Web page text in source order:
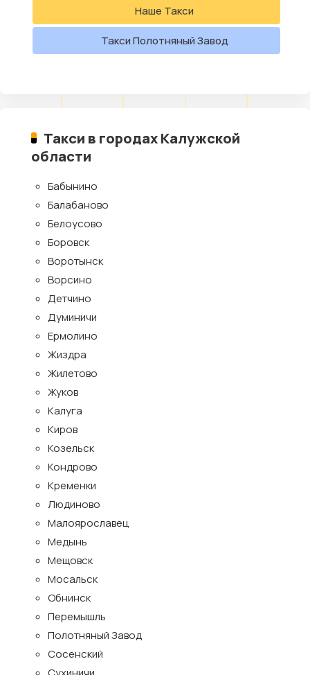
Наше Такси
Такси Полотняный Завод
Такси в городах Калужской
области
Бабынино
Балабаново
Белоусово
Боровск
Воротынск
Ворсино
Детчино
Думиничи
Ермолино
Жиздра
Жилетово
Жуков
Калуга
Киров
Козельск
Кондрово
Кременки
Людиново
Малоярославец
Медынь
Мещовск
Мосальск
Обнинск
Перемышль
Полотняный Завод
Сосенский